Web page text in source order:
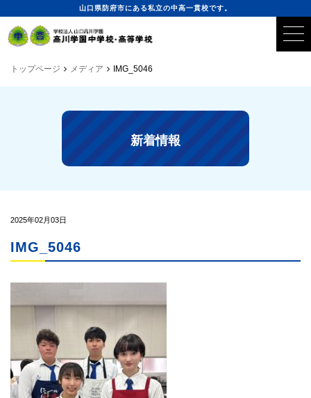
山口県防府市にある私立の中高一貫校です。
トップページ メディア IMG_5046
新着情報
2025年02月03日
IMG_5046